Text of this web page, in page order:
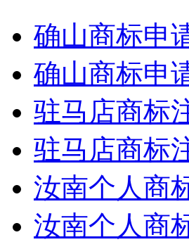
确山商标申
确山商标申
驻马店商标
驻马店商标
汝南个人商
汝南个人商